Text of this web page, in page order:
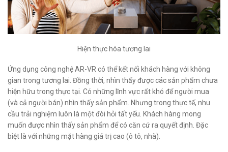
Hiện thực hóa tương lai
Ứng dụng công nghệ AR-VR có thể kết nối khách hàng với không
gian trong tương lai. Đồng thời, nhìn thấy được các sản phẩm chưa
hiện hữu trong thực tại. Có những lĩnh vực rất khó để người mua
(và cả người bán) nhìn thấy sản phẩm. Nhưng trong thực tế, nhu
cầu trải nghiệm luôn là một đòi hỏi tất yếu. Khách hàng mong
muốn được nhìn thấy sản phẩm để có căn cứ ra quyết định. Đặc
biệt là với những mặt hàng giá trị cao (ô tô, nhà).